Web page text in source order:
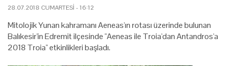
28.07.2018 CUMARTESI - 16:12
Mitolojik Yunan kahramanı Aeneas'ın rotası üzerinde bulunan
Balıkesir'in Edremit ilçesinde "Aeneas ile Troia'dan Antandros'a
2018 Troia'' etkinlikleri başladı.